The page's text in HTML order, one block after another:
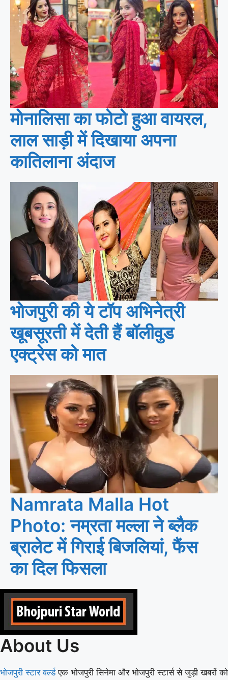
मोनालिसा का फोटो हुआ वायरल,
लाल साड़ी में दिखाया अपना
कातिलाना अंदाज
भोजपुरी की ये टॉप अभिनेत्री
खूबसूरती में देती हैं बॉलीवुड
एक्ट्रेस को मात
Namrata Malla Hot
Photo: नम्रता मल्ला ने ब्लैक
ब्रालेट में गिराई बिजलियां, फैंस
का दिल फिसला
About Us
भोजपुरी स्टार वर्ल्डएक भोजपुरी सिनेमा और भोजपुरी स्टार्स से जुड़ी खबरों को